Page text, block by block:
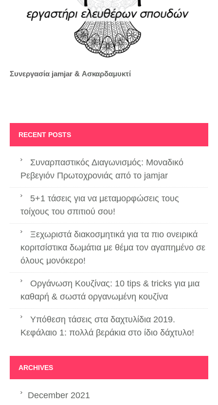
Συνεργασία jamjar & Ασκαρδαμυκτί
RECENT POSTS
Συναρπαστικός Διαγωνισμός: Μοναδικό
Ρεβεγιόν Πρωτοχρονιάς από το jamjar
5+1 τάσεις για να μεταμορφώσεις τους
τοίχους του σπιτιού σου!
Ξεχωριστά διακοσμητικά για τα πιο ονειρικά
κοριτσίστικα δωμάτια με θέμα τον αγαπημένο σε
όλους μονόκερο!
Οργάνωση Κουζίνας: 10 tips & tricks για μια
καθαρή & σωστά οργανωμένη κουζίνα
Υπόθεση τάσεις στα δαχτυλίδια 2019.
Κεφάλαιο 1: πολλά βεράκια στο ίδιο δάχτυλο!
ARCHIVES
December 2021